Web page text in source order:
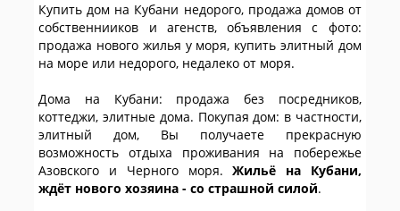
Купить дом на Кубани недорого, продажа домов от
собственнииков и агенств, объявления с фото:
продажа нового жилья у моря, купить элитный дом
на море или недорого, недалеко от моря.
Дома на Кубани: продажа без посредников,
коттеджи, элитные дома. Покупая дом: в частности,
элитный дом, Вы получаете прекрасную
возможность отдыха проживания на побережье
Азовского и Черного моря.Жильё на Кубани,
ждёт нового хозяина - со страшной силой.